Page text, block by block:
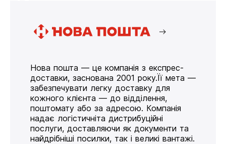
Нова пошта — це компанія з експрес-
доставки, заснована 2001 року.Її мета —
забезпечувати легку доставку для
кожного клієнта — до відділення,
поштомату або за адресою. Компанія
надає логістичніта дистрибуційні
послуги, доставляючи як документи та
найдрібніші посилки, так і великі вантажі.